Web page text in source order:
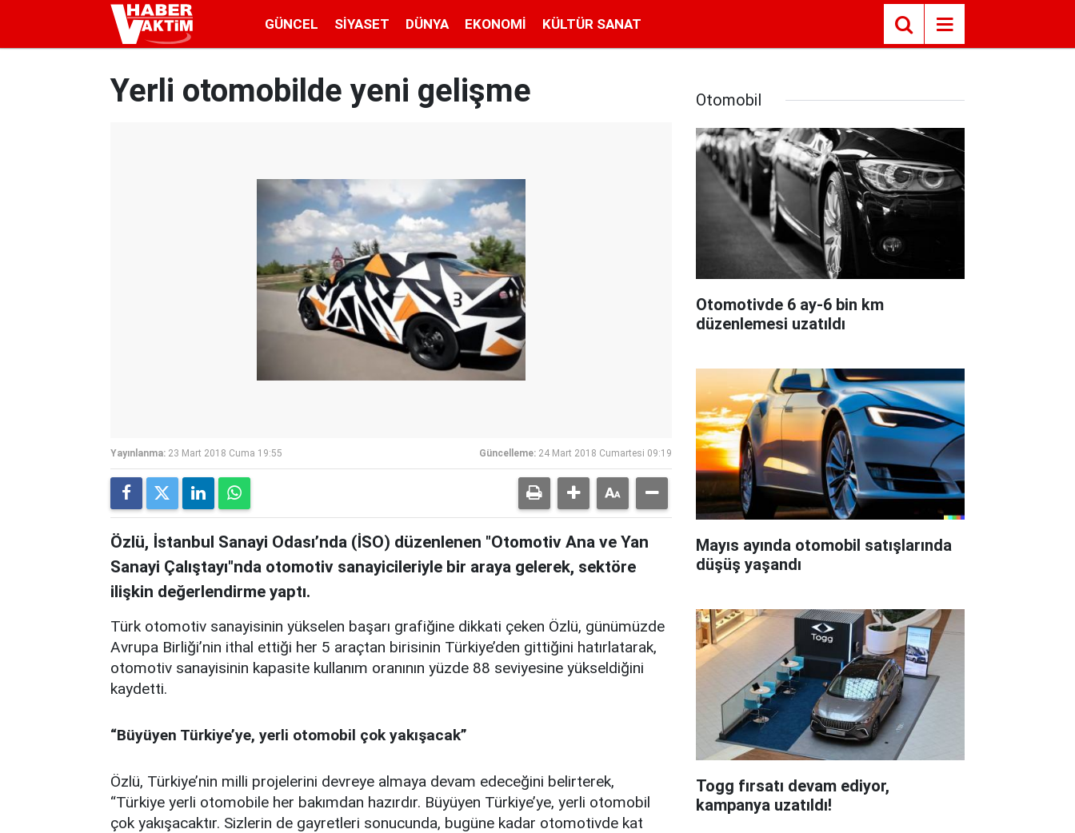
GÜNCEL SIYASET DÜNYA EKONOMI KÜLTÜR SANAT
Yerli otomobilde yeni gelişme
Yayınlanma: 23 Mart 2018 Cuma 19:55 Güncelleme: 24 Mart 2018 Cumartesi 09:19
Özlü, İstanbul Sanayi Odası’nda (İSO) düzenlenen "Otomotiv Ana ve Yan
Sanayi Çalıştayı"nda otomotiv sanayicileriyle bir araya gelerek, sektöre
ilişkin değerlendirme yaptı.
Türk otomotiv sanayisinin yükselen başarı grafiğine dikkati çeken Özlü, günümüzde
Avrupa Birliği’nin ithal ettiği her 5 araçtan birisinin Türkiye’den gittiğini hatırlatarak,
otomotiv sanayisinin kapasite kullanım oranının yüzde 88 seviyesine yükseldiğini
kaydetti.
“Büyüyen Türkiye’ye, yerli otomobil çok yakışacak”
Özlü, Türkiye’nin milli projelerini devreye almaya devam edeceğini belirterek,
“Türkiye yerli otomobile her bakımdan hazırdır. Büyüyen Türkiye’ye, yerli otomobil
çok yakışacaktır. Sizlerin de gayretleri sonucunda, bugüne kadar otomotivde kat
Otomobil
Otomotivde 6 ay-6 bin km
düzenlemesi uzatıldı
Mayıs ayında otomobil satışlarında
düşüş yaşandı
Togg fırsatı devam ediyor,
kampanya uzatıldı!